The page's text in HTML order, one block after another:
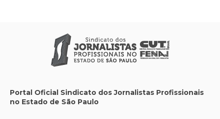
Portal Oficial Sindicato dos Jornalistas Profissionais
no Estado de São Paulo